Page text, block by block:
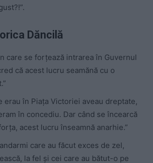
Dăncilă
care se forțează intrarea în Guvernul
că acest lucru seamănă cu o
erau în Piața Victoriei aveau dreptate,
în concediu. Dar când se încearcă
acest lucru înseamnă anarhie.”
care au făcut exces de zel,
la fel și cei care au bătut-o pe